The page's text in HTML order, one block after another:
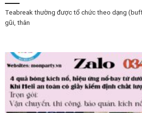
Teabreak thường được tổ chức theo dạng
gũi, thân